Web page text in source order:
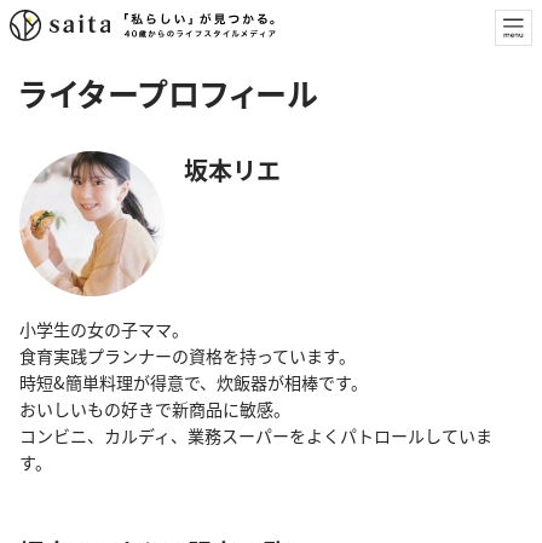
ライタープロフィール
坂本リエ
小学生の女の子ママ。
食育実践プランナーの資格を持っています。
時短&簡単料理が得意で、炊飯器が相棒です。
おいしいもの好きで新商品に敏感。
コンビニ、カルディ、業務スーパーをよくパトロールしていま
す。